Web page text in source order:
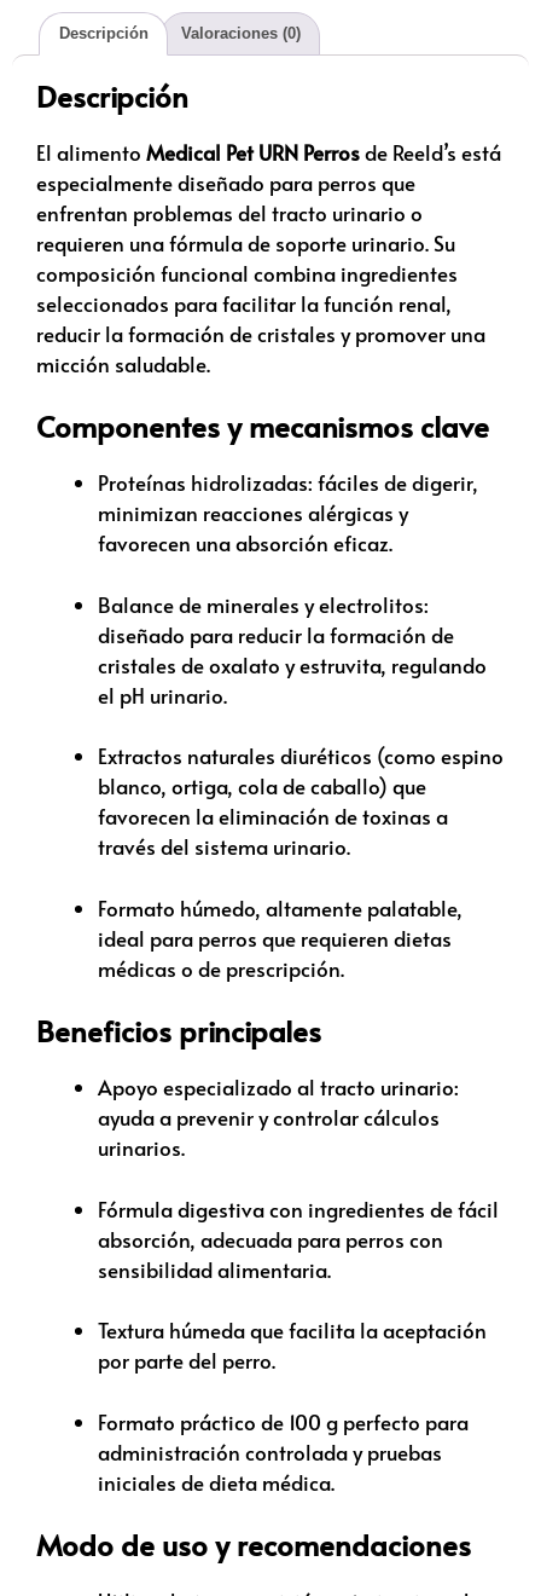
Descripción Valoraciones (0)
Descripción
El alimento Medical Pet URN Perrosde Reeld’s está
especialmente diseñado para perros que
enfrentan problemas del tracto urinario o
requieren una fórmula de soporte urinario. Su
composición funcional combina ingredientes
seleccionados para facilitar la función renal,
reducir la formación de cristales y promover una
micción saludable.
Componentes y mecanismos clave
Proteínas hidrolizadas: fáciles de digerir,
minimizan reacciones alérgicas y
favorecen una absorción eficaz.
Balance de minerales y electrolitos:
diseñado para reducir la formación de
cristales de oxalato y estruvita, regulando
el pH urinario.
Extractos naturales diuréticos (como espino
blanco, ortiga, cola de caballo) que
favorecen la eliminación de toxinas a
través del sistema urinario.
Formato húmedo, altamente palatable,
ideal para perros que requieren dietas
médicas o de prescripción.
Beneficios principales
Apoyo especializado al tracto urinario:
ayuda a prevenir y controlar cálculos
urinarios.
Fórmula digestiva con ingredientes de fácil
absorción, adecuada para perros con
sensibilidad alimentaria.
Textura húmeda que facilita la aceptación
por parte del perro.
Formato práctico de 100 g perfecto para
administración controlada y pruebas
iniciales de dieta médica.
Modo de uso y recomendaciones